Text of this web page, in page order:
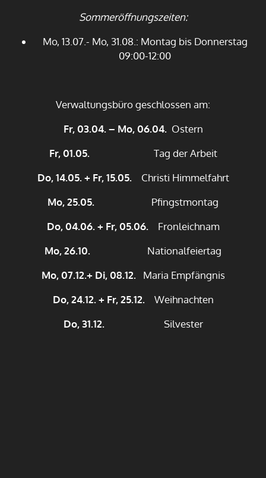
Sommeröffnungszeiten:
Mo, 13.07.- Mo, 31.08.: Montag bis Donnerstag
09:00-12:00
Verwaltungsbüro geschlossen am:
Fr, 03.04. – Mo, 06.04.Ostern
Fr, 01.05.Tag der Arbeit
Do, 14.05. + Fr, 15.05.Christi Himmelfahrt
Mo, 25.05. Pfingstmontag
Do, 04.06. + Fr, 05.06.Fronleichnam
Mo, 26.10.
Nationalfeiertag
Mo, 07.12.+ Di, 08.12.Maria Empfängnis
Do, 24.12. + Fr, 25.12.Weihnachten
Do, 31.12.Silvester